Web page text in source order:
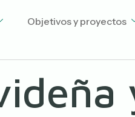
Objetivos y proyectos